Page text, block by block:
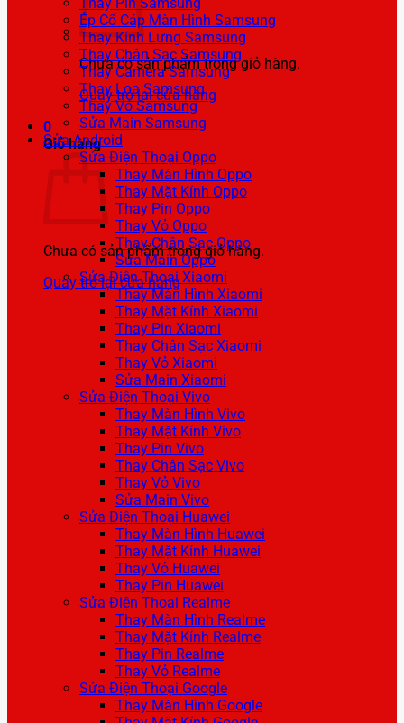
Chưa có sản phẩm trong giỏ hàng.
Quay trở lại cửa hàng
0
Giỏ hàng
Chưa có sản phẩm trong giỏ hàng.
Quay trở lại cửa hàng
Ép Cổ Cáp Màn Hình Samsung
Thay Kính Lưng Samsung
Thay Chân Sạc Samsung
Thay Camera Samsung
Thay Loa Samsung
Thay Vỏ Samsung
Sửa Main Samsung
Sửa Android
Sửa Điện Thoại Oppo
Thay Màn Hình Oppo
Thay Mặt Kính Oppo
Thay Pin Oppo
Thay Vỏ Oppo
Thay Chân Sạc Oppo
Sửa Main Oppo
Sửa Điện Thoại Xiaomi
Thay Màn Hình Xiaomi
Thay Mặt Kính Xiaomi
Thay Pin Xiaomi
Thay Chân Sạc Xiaomi
Thay Vỏ Xiaomi
Sửa Main Xiaomi
Sửa Điện Thoại Vivo
Thay Màn Hình Vivo
Thay Mặt Kính Vivo
Thay Pin Vivo
Thay Chân Sạc Vivo
Thay Vỏ Vivo
Sửa Main Vivo
Sửa Điện Thoại Huawei
Thay Màn Hình Huawei
Thay Mặt Kính Huawei
Thay Vỏ Huawei
Thay Pin Huawei
Sửa Điện Thoại Realme
Thay Màn Hình Realme
Thay Mặt Kính Realme
Thay Pin Realme
Thay Vỏ Realme
Sửa Điện Thoại Google
Thay Màn Hình Google